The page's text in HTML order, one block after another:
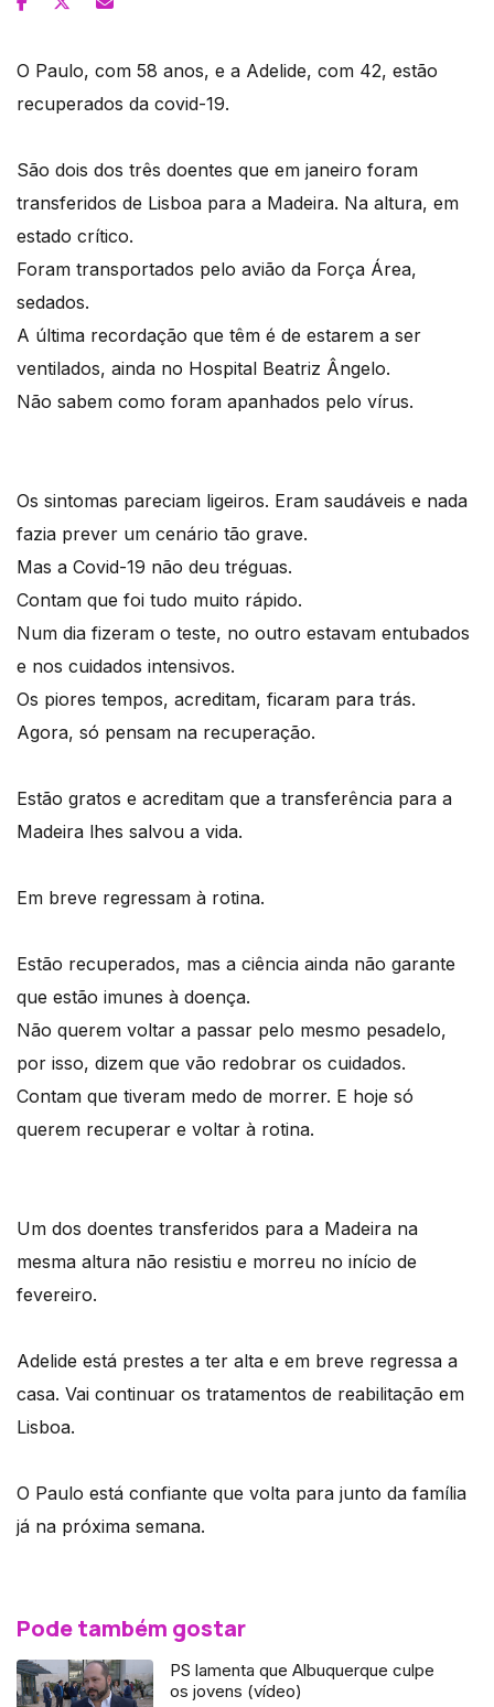
O Paulo, com 58 anos, e a Adelide, com 42, estão
recuperados da covid-19.
São dois dos três doentes que em janeiro foram
transferidos de Lisboa para a Madeira. Na altura, em
estado crítico.
Foram transportados pelo avião da Força Área,
sedados.
A última recordação que têm é de estarem a ser
ventilados, ainda no Hospital Beatriz Ângelo.
Não sabem como foram apanhados pelo vírus.
Os sintomas pareciam ligeiros. Eram saudáveis e nada
fazia prever um cenário tão grave.
Mas a Covid-19 não deu tréguas.
Contam que foi tudo muito rápido.
Num dia fizeram o teste, no outro estavam entubados
e nos cuidados intensivos.
Os piores tempos, acreditam, ficaram para trás.
Agora, só pensam na recuperação.
Estão gratos e acreditam que a transferência para a
Madeira lhes salvou a vida.
Em breve regressam à rotina.
Estão recuperados, mas a ciência ainda não garante
que estão imunes à doença.
Não querem voltar a passar pelo mesmo pesadelo,
por isso, dizem que vão redobrar os cuidados.
Contam que tiveram medo de morrer. E hoje só
querem recuperar e voltar à rotina.
Um dos doentes transferidos para a Madeira na
mesma altura não resistiu e morreu no início de
fevereiro.
Adelide está prestes a ter alta e em breve regressa a
casa. Vai continuar os tratamentos de reabilitação em
Lisboa.
O Paulo está confiante que volta para junto da família
já na próxima semana.
Pode também gostar
PS lamenta que Albuquerque culpe
os jovens (vídeo)